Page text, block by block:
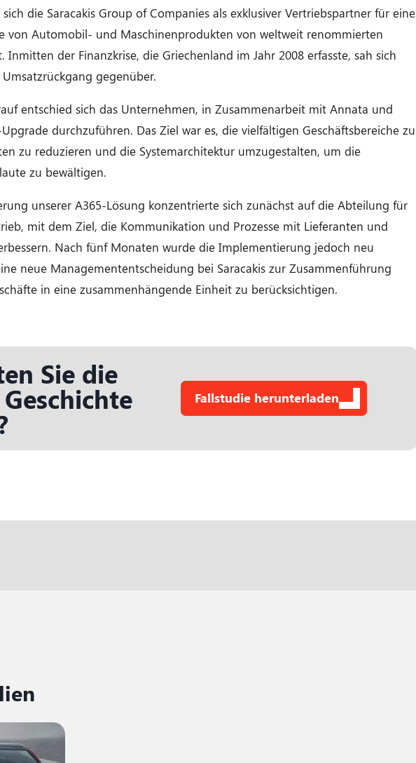
die Saracakis Group of Companies als exklusiver Vertriebspartner für eine
von Automobil- und Maschinenprodukten von weltweit renommierten
Inmitten der Finanzkrise, die Griechenland im Jahr 2008 erfasste, sah sich
Umsatzrückgang gegenüber.
entschied sich das Unternehmen, in Zusammenarbeit mit Annata und
durchzuführen. Das Ziel war es, die vielfältigen Geschäftsbereiche zu
zu reduzieren und die Systemarchitektur umzugestalten, um die
zu bewältigen.
unserer A365-Lösung konzentrierte sich zunächst auf die Abteilung für
mit dem Ziel, die Kommunikation und Prozesse mit Lieferanten und
Nach fünf Monaten wurde die Implementierung jedoch neu
neue Managemententscheidung bei Saracakis zur Zusammenführung
in eine zusammenhängende Einheit zu berücksichtigen.
Sie die
Fallstudie herunterladen